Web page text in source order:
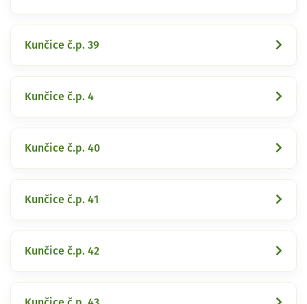
Kunčice č.p. 39
Kunčice č.p. 4
Kunčice č.p. 40
Kunčice č.p. 41
Kunčice č.p. 42